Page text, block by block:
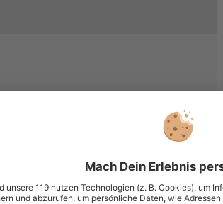
Massage, Gesichts-Massage
Haar-Maske und Haar-Dampf-